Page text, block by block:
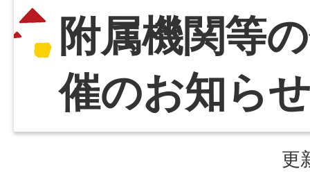
附属機関等
催のお知らせ
更